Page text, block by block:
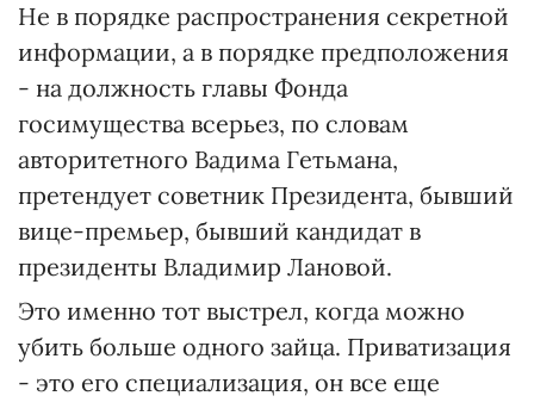
Не в порядке распространения секретной
информации, а в порядке предположения
- на должность главы Фонда
госимущества всерьез, по словам
авторитетного Вадима Гетьмана,
претендует советник Президента, бывший
вице-премьер, бывший кандидат в
президенты Владимир Лановой.
Это именно тот выстрел, когда можно
убить больше одного зайца. Приватизация
- это его специализация, он все еще